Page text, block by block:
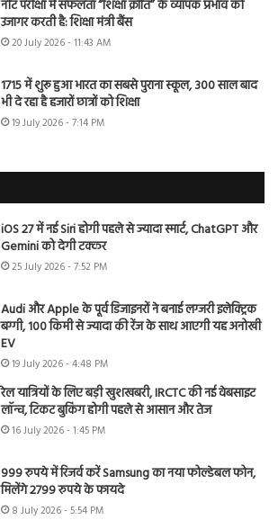
नीट परीक्षा में सफलता “शिक्षा क्रांति” के व्यापक प्रभाव को
उजागर करती है: शिक्षा मंत्री बैंस
20 July 2026 - 11:43 AM
1715 में शुरू हुआ भारत का सबसे पुराना स्कूल, 300 साल बाद
भी दे रहा है हजारों छात्रों को शिक्षा
19 July 2026 - 7:14 PM
iOS 27 में नई Siri होगी पहले से ज्यादा स्मार्ट, ChatGPT और
Gemini को देगी टक्कर
25 July 2026 - 7:52 PM
Audi और Apple के पूर्व डिजाइनरों ने बनाई लग्जरी इलेक्ट्रिक
बग्गी, 100 किमी से ज्यादा की रेंज के साथ आएगी यह अनोखी
EV
19 July 2026 - 4:48 PM
रेल यात्रियों के लिए बड़ी खुशखबरी, IRCTC की नई वेबसाइट
लॉन्च, टिकट बुकिंग होगी पहले से आसान और तेज
16 July 2026 - 1:45 PM
999 रुपये में रिजर्व करें Samsung का नया फोल्डेबल फोन,
मिलेंगे 2799 रुपये के फायदे
8 July 2026 - 5:54 PM